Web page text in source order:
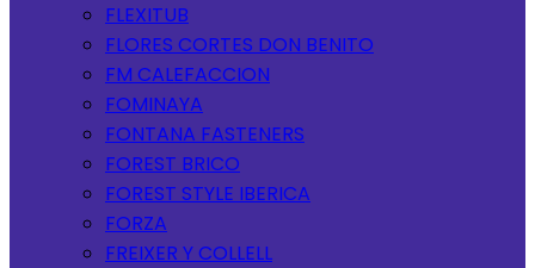
FLEXITUB
FLORES CORTES DON BENITO
FM CALEFACCION
FOMINAYA
FONTANA FASTENERS
FOREST BRICO
FOREST STYLE IBERICA
FORZA
FREIXER Y COLLELL